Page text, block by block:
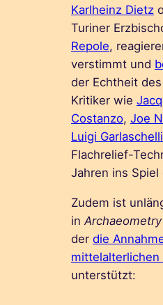
Karlheinz Dietz
Turiner
Repole,
verstimmt und
der Echtheit
Kritiker wie
Costanzo,Joe
Luigi Garlaschelli
Flachrelief-
Jahren ins Spiel
Zudem ist
inArchaeometry
derdie
mittelalterlichen
unterstützt: